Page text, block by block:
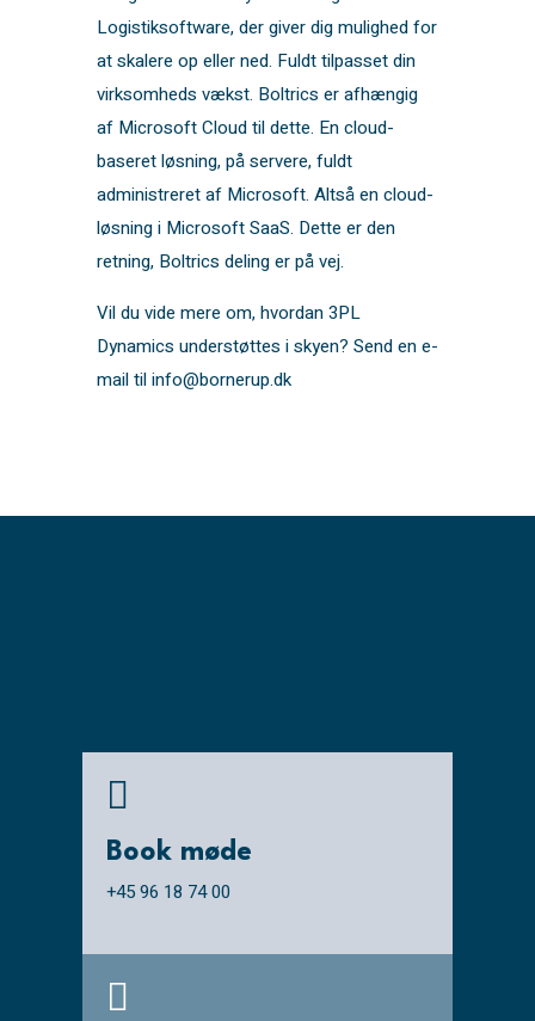
Logistiksoftware, der giver dig mulighed for
at skalere op eller ned. Fuldt tilpasset din
virksomheds vækst. Boltrics er afhængig
af Microsoft Cloud til dette. En cloud-
baseret løsning, på servere, fuldt
administreret af Microsoft. Altså en cloud-
løsning i Microsoft SaaS. Dette er den
retning, Boltrics deling er på vej.
Vil du vide mere om, hvordan 3PL
Dynamics understøttes i skyen? Send en e-
mail til info@bornerup.dk

Book møde
+45 96 18 74 00
